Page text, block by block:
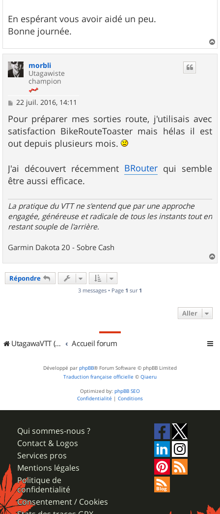
En espérant vous avoir aidé un peu.
Bonne journée.
a
morbli
Utagawiste
champion
M
s
s
a
g
e
22 juil. 2016, 14:11
Pour préparer mes sorties route, j'utilisais avec
satisfaction BikeRouteToaster mais hélas il est
out depuis plusieurs mois.
J'ai découvert récemment BRouter qui semble
être aussi efficace.
La pratique du VTT ne s'entend que par une approche
engagée, généreuse et radicale de tous les instants tout en
restant souple de l'arrière.
Garmin Dakota 20 - Sobre Cash
a
Répondre
3 messages • Page 1 sur 1
Aller
UtagawaVTT (Randos VTT et VTTAE avec traces GPS) Accueil forum
Développé par phpBB® Forum Software © phpBB Limited
Traduction française officielle © Qiaeru
Optimized by: phpBB SEO
Confidentialité | Conditions
Qui sommes-nous ?
Contact & Logos
Services pros
Mentions légales
Politique de
confidentialité
Consentement / Cookies